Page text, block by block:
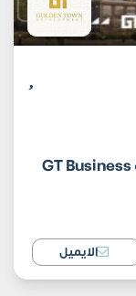
جي تي بيزنس سيتي العاصمة الإدارية GT Business
الايميل